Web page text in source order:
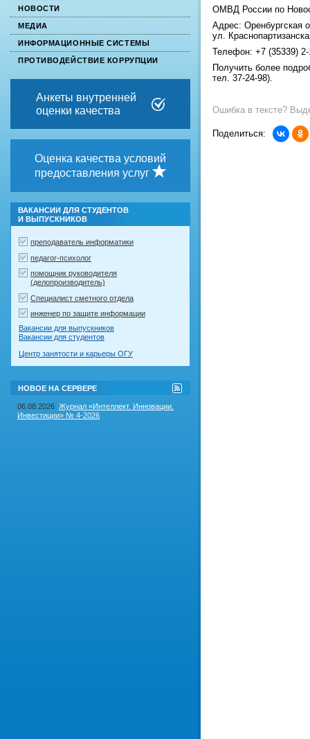
НОВОСТИ
МЕДИА
ИНФОРМАЦИОННЫЕ СИСТЕМЫ
ПРОТИВОДЕЙСТВИЕ КОРРУПЦИИ
Анкеты внутренней
оценки качества
Оценка качества условий
предоставления услуг
ВАКАНСИИ ДЛЯ СТУДЕНТОВ
И ВЫПУСКНИКОВ
преподаватель информатики
педагог-психолог
помощник руководителя
(делопроизводитель)
Специалист сметного отдела
инженер по защите информации
Вакансии для выпускников
Вакансии для студентов
Центр занятости и карьеры ОГУ
НОВОЕ НА СЕРВЕРЕ
RSS-
лента
на
06.08.2026 Журнал «Интеллект. Инновации.
Инвестиции» № 4-2026
ОМВД России по
Адрес: Оренбургская
ул.
Телефон: +7 (35339) 2-
Получить более
тел. 37-24-98).
Ошибка в тексте?
Поделиться: